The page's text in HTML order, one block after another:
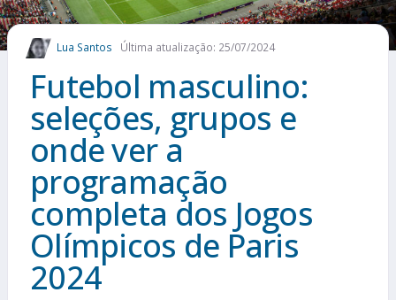
COMO APOSTAR
MAIS ESPORTES
Lua Santos Última atualização: 25/07/2024
Futebol masculino:
seleções, grupos e
onde ver a
programação
completa dos Jogos
Olímpicos de Paris
2024